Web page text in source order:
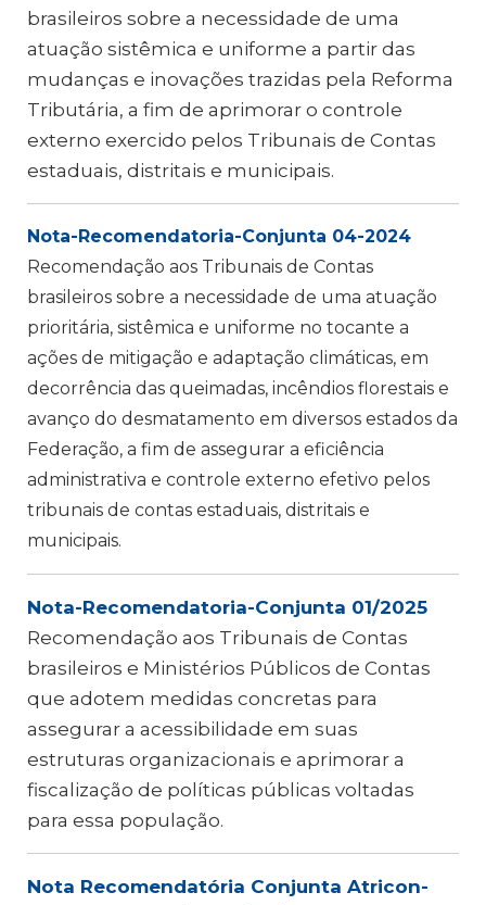
brasileiros sobre a necessidade de uma
atuação sistêmica e uniforme a partir das
mudanças e inovações trazidas pela Reforma
Tributária, a fim de aprimorar o controle
externo exercido pelos Tribunais de Contas
estaduais, distritais e municipais.
Nota-Recomendatoria-Conjunta 04-2024
Recomendação aos Tribunais de Contas
brasileiros sobre a necessidade de uma atuação
prioritária, sistêmica e uniforme no tocante a
ações de mitigação e adaptação climáticas, em
decorrência das queimadas, incêndios florestais e
avanço do desmatamento em diversos estados da
Federação, a fim de assegurar a eficiência
administrativa e controle externo efetivo pelos
tribunais de contas estaduais, distritais e
municipais.
Nota-Recomendatoria-Conjunta 01/2025
Recomendação aos Tribunais de Contas
brasileiros e Ministérios Públicos de Contas
que adotem medidas concretas para
assegurar a acessibilidade em suas
estruturas organizacionais e aprimorar a
fiscalização de políticas públicas voltadas
para essa população.
Nota Recomendatória Conjunta Atricon-